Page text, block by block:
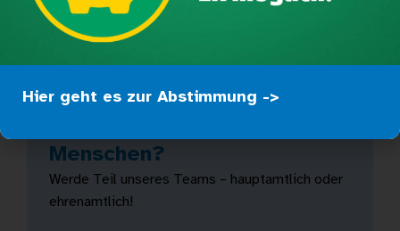
Menschen?
Werde Teil unseres Teams – hauptamtlich oder
ehrenamtlich!
Hier geht es zur Abstimmung ->